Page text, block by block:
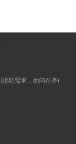
(说明需求，勿问在否)